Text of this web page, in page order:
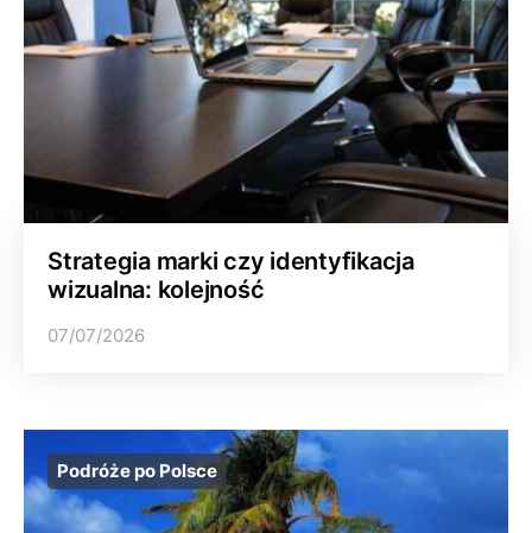
Strategia marki czy identyfikacja
wizualna: kolejność
07/07/2026
Podróże po Polsce